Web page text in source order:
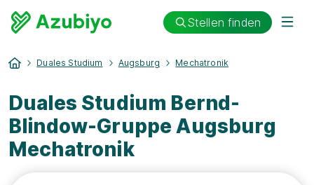
Stellen finden
Duales Studium Augsburg Mechatronik
Duales Studium Bernd-
Blindow-Gruppe Augsburg
Mechatronik